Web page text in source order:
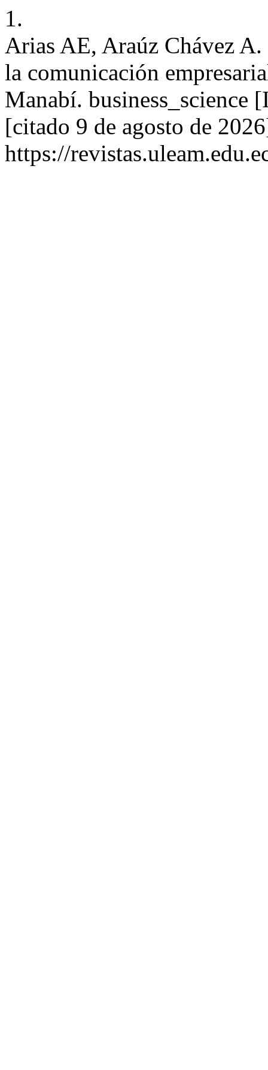
1.
Arias AE, Araúz Chávez
la comunicación
Manabí. business_science
[citado 9 de agosto de
https://